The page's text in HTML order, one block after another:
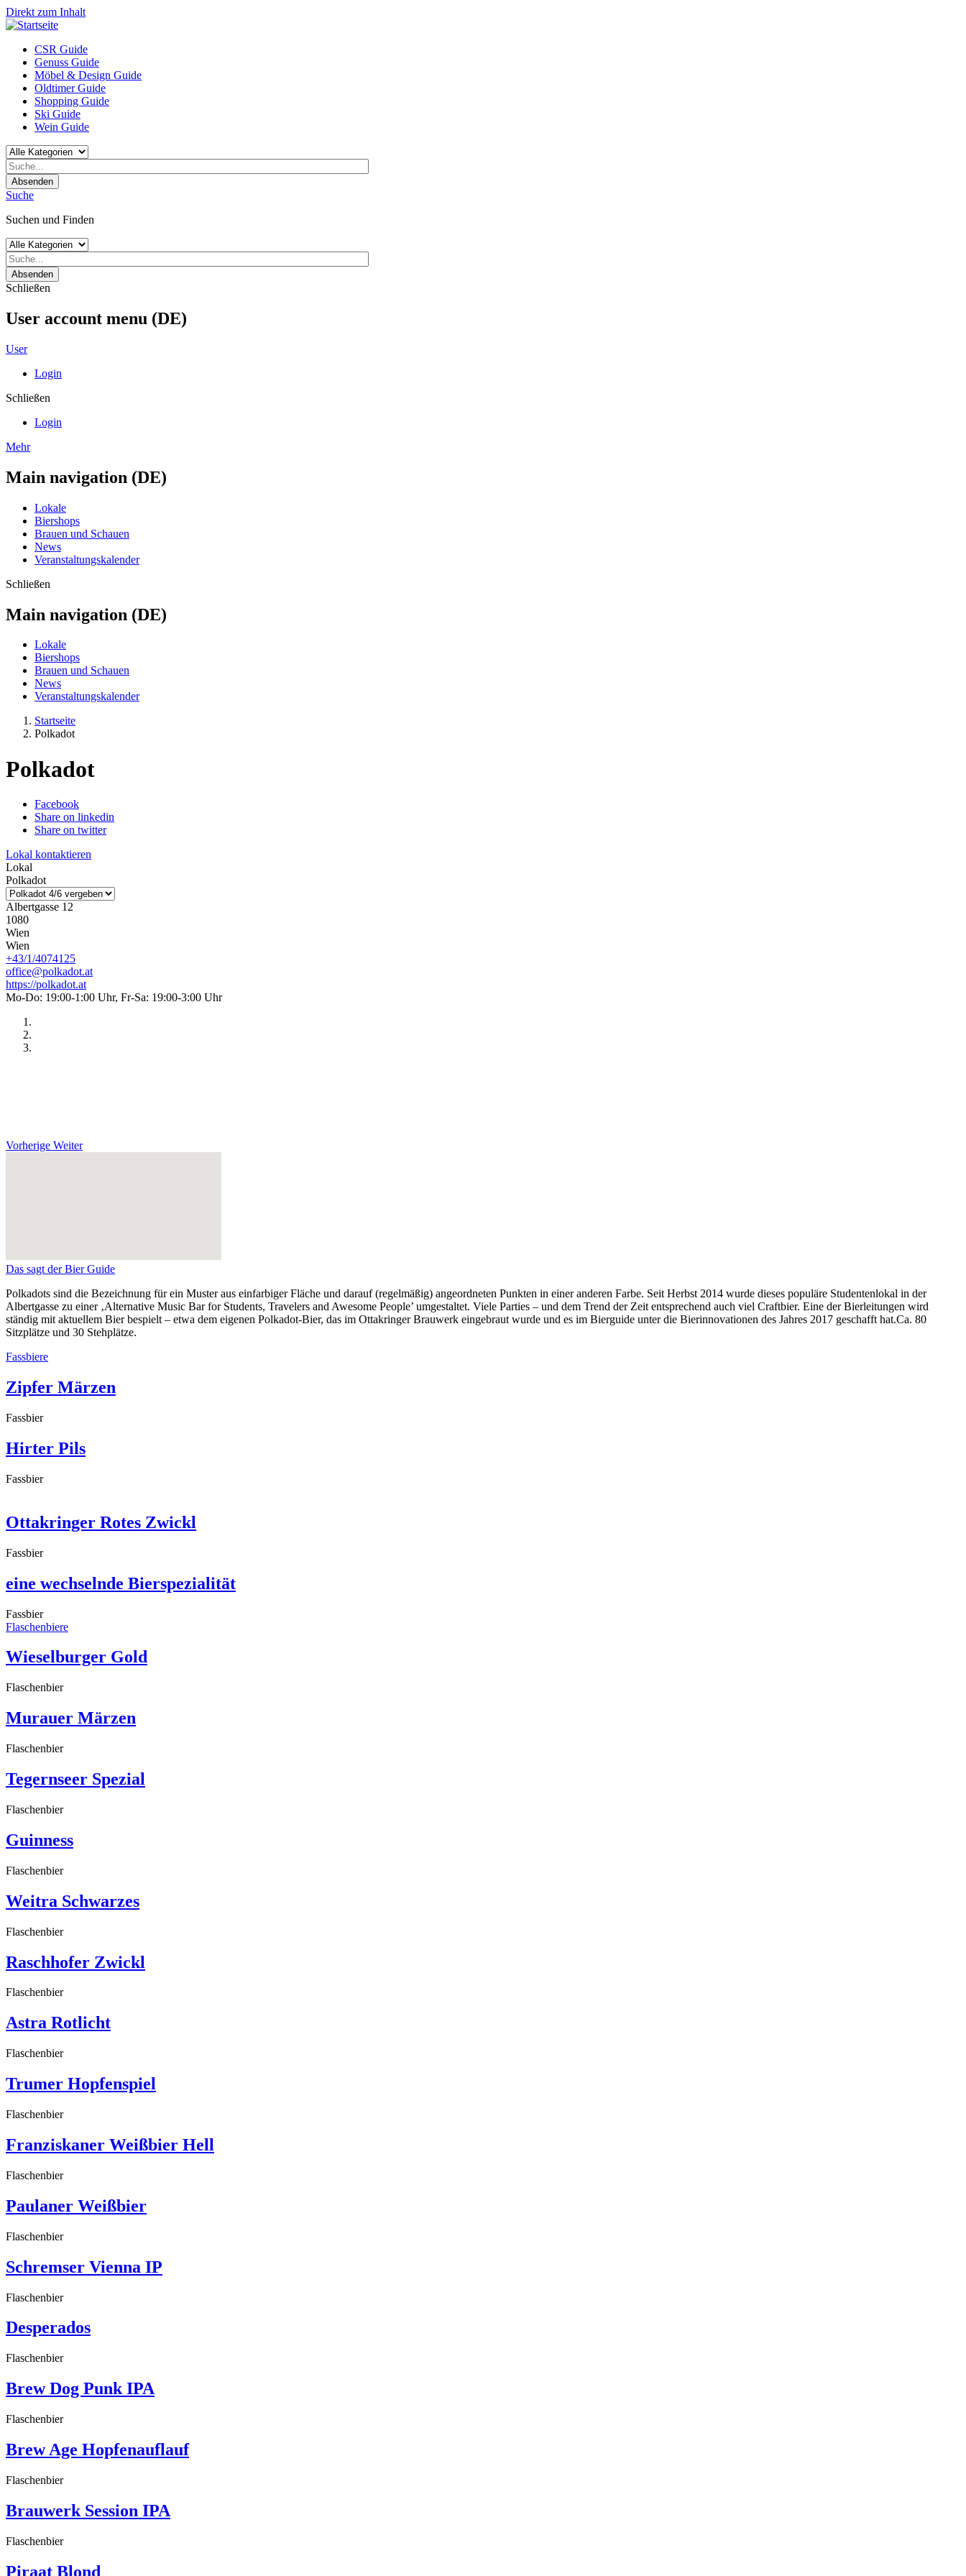
Direkt zum Inhalt
CSR Guide
Genuss Guide
Möbel & Design Guide
Oldtimer Guide
Shopping Guide
Ski Guide
Wein Guide
Absenden
Suche
Suchen und Finden
Absenden
Schließen
User account menu (DE)
User
Login
Schließen
Login
Mehr
Main navigation (DE)
Lokale
Biershops
Brauen und Schauen
News
Veranstaltungskalender
Schließen
Main navigation (DE)
Lokale
Biershops
Brauen und Schauen
News
Veranstaltungskalender
Startseite
Polkadot
Polkadot
Facebook
Share on linkedin
Share on twitter
Lokal kontaktieren
Lokal
Polkadot
Albertgasse 12
1080
Wien
Wien
+43/1/4074125
office@polkadot.at
https://polkadot.at
Mo-Do: 19:00-1:00 Uhr, Fr-Sa: 19:00-3:00 Uhr
Vorherige Weiter
Das sagt der Bier Guide
Polkadots sind die Bezeichnung für ein Muster aus einfarbiger Fläche und darauf (regelmäßig) angeordneten Punkten in einer anderen Farbe. Seit Herbst 2014 wurde dieses populäre Studentenlokal in der
Albertgasse zu einer ‚Alternative Music Bar for Students, Travelers and Awesome People’ umgestaltet. Viele Parties – und dem Trend der Zeit entsprechend auch viel Craftbier. Eine der Bierleitungen wird
ständig mit aktuellem Bier bespielt – etwa dem eigenen Polkadot-Bier, das im Ottakringer Brauwerk eingebraut wurde und es im Bierguide unter die Bierinnovationen des Jahres 2017 geschafft hat.Ca. 80
Sitzplätze und 30 Stehplätze.
Fassbiere
Zipfer Märzen
Fassbier
Hirter Pils
Fassbier
Ottakringer Rotes Zwickl
Fassbier
eine wechselnde Bierspezialität
Fassbier
Flaschenbiere
Wieselburger Gold
Flaschenbier
Murauer Märzen
Flaschenbier
Tegernseer Spezial
Flaschenbier
Guinness
Flaschenbier
Weitra Schwarzes
Flaschenbier
Raschhofer Zwickl
Flaschenbier
Astra Rotlicht
Flaschenbier
Trumer Hopfenspiel
Flaschenbier
Franziskaner Weißbier Hell
Flaschenbier
Paulaner Weißbier
Flaschenbier
Schremser Vienna IP
Flaschenbier
Desperados
Flaschenbier
Brew Dog Punk IPA
Flaschenbier
Brew Age Hopfenauflauf
Flaschenbier
Brauwerk Session IPA
Flaschenbier
Piraat Blond